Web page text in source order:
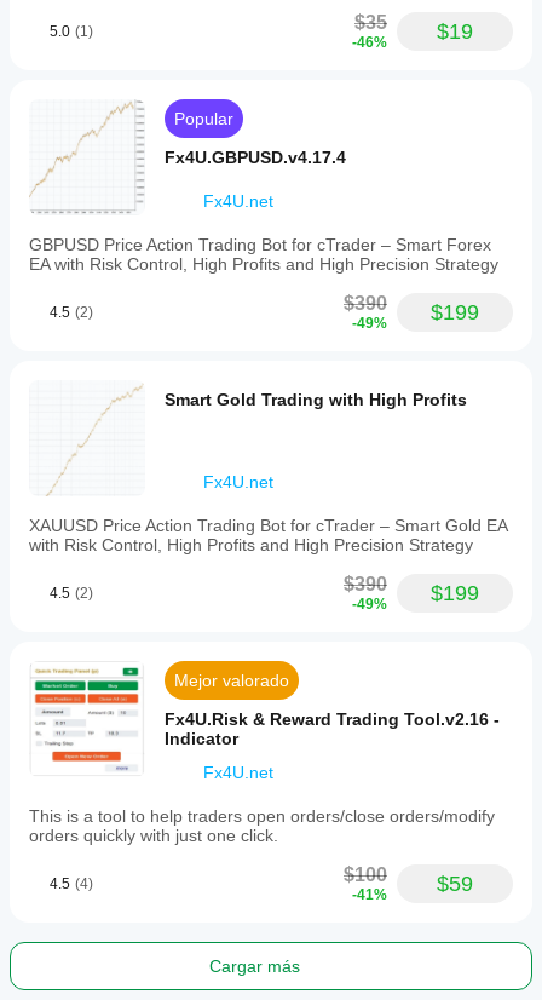
5.0 (1) $35
-46% $19
Popular
Fx4U.GBPUSD.v4.17.4
Fx4U.net
GBPUSD Price Action Trading Bot for cTrader – Smart Forex
EA with Risk Control, High Profits and High Precision Strategy
4.5 (2) $390
-49% $199
Smart Gold Trading with High Profits
Fx4U.net
XAUUSD Price Action Trading Bot for cTrader – Smart Gold EA
with Risk Control, High Profits and High Precision Strategy
4.5 (2) $390
-49% $199
Mejor valorado
Fx4U.Risk & Reward Trading Tool.v2.16 -
Indicator
Fx4U.net
This is a tool to help traders open orders/close orders/modify
orders quickly with just one click.
4.5 (4) $100
-41% $59
Cargar más